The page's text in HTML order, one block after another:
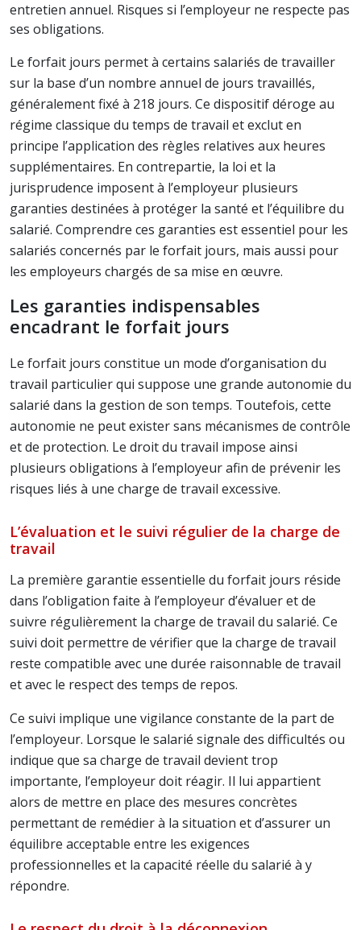
entretien annuel. Risques si l’employeur ne respecte pas
ses obligations.
Le forfait jours permet à certains salariés de travailler
sur la base d’un nombre annuel de jours travaillés,
généralement fixé à 218 jours. Ce dispositif déroge au
régime classique du temps de travail et exclut en
principe l’application des règles relatives aux heures
supplémentaires. En contrepartie, la loi et la
jurisprudence imposent à l’employeur plusieurs
garanties destinées à protéger la santé et l’équilibre du
salarié. Comprendre ces garanties est essentiel pour les
salariés concernés par le forfait jours, mais aussi pour
les employeurs chargés de sa mise en œuvre.
Les garanties indispensables
encadrant le forfait jours
Le forfait jours constitue un mode d’organisation du
travail particulier qui suppose une grande autonomie du
salarié dans la gestion de son temps. Toutefois, cette
autonomie ne peut exister sans mécanismes de contrôle
et de protection. Le droit du travail impose ainsi
plusieurs obligations à l’employeur afin de prévenir les
risques liés à une charge de travail excessive.
L’évaluation et le suivi régulier de la charge de
travail
La première garantie essentielle du forfait jours réside
dans l’obligation faite à l’employeur d’évaluer et de
suivre régulièrement la charge de travail du salarié. Ce
suivi doit permettre de vérifier que la charge de travail
reste compatible avec une durée raisonnable de travail
et avec le respect des temps de repos.
Ce suivi implique une vigilance constante de la part de
l’employeur. Lorsque le salarié signale des difficultés ou
indique que sa charge de travail devient trop
importante, l’employeur doit réagir. Il lui appartient
alors de mettre en place des mesures concrètes
permettant de remédier à la situation et d’assurer un
équilibre acceptable entre les exigences
professionnelles et la capacité réelle du salarié à y
répondre.